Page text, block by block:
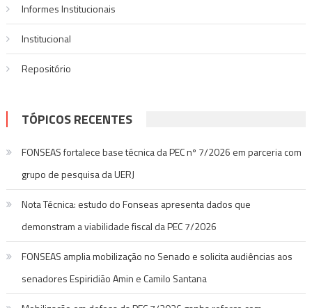
Informes Institucionais
Institucional
Repositório
TÓPICOS RECENTES
FONSEAS fortalece base técnica da PEC nº 7/2026 em parceria com
grupo de pesquisa da UERJ
Nota Técnica: estudo do Fonseas apresenta dados que
demonstram a viabilidade fiscal da PEC 7/2026
FONSEAS amplia mobilização no Senado e solicita audiências aos
senadores Espiridião Amin e Camilo Santana